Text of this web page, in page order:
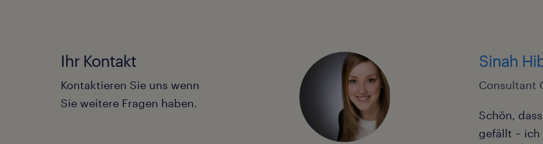
Ihr Kontakt
Kontaktieren Sie uns wenn
Sie weitere Fragen haben.
Sinah
Consultant
Schön,
gefällt – ich